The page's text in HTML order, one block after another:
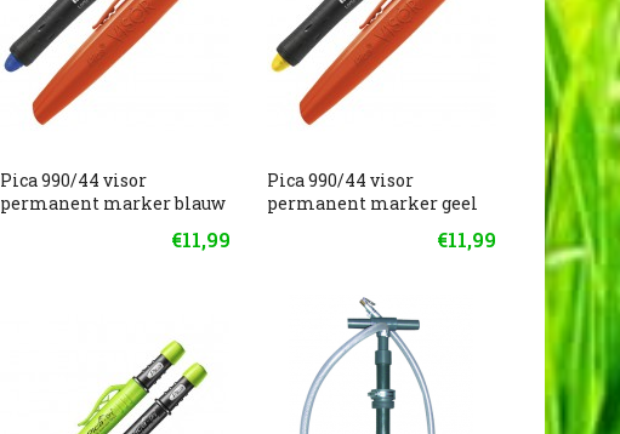
Pica 990/44 visor
permanent marker blauw
€11,99
Pica 990/44 visor
permanent marker geel
€11,99